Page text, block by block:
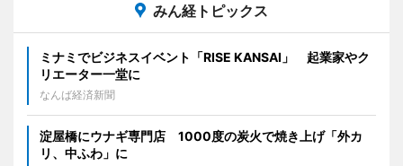
みん経トピックス
ミナミでビジネスイベント「RISE KANSAI」 起業家やク
リエーター一堂に
なんば経済新聞
淀屋橋にウナギ専門店 1000度の炭火で焼き上げ「外カ
リ、中ふわ」に